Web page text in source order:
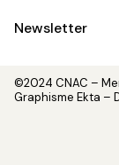
Newsletter
©2024 CNAC –
Graphisme Ekta –